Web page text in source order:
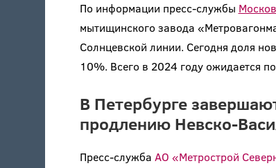
По информации пресс-службы
мытищинского завода
Солнцевской линии. Сегодня доля
10%. Всего в 2024 году ожидается
В Петербурге
продлению Невско-
Пресс-служба АО «Метрострой